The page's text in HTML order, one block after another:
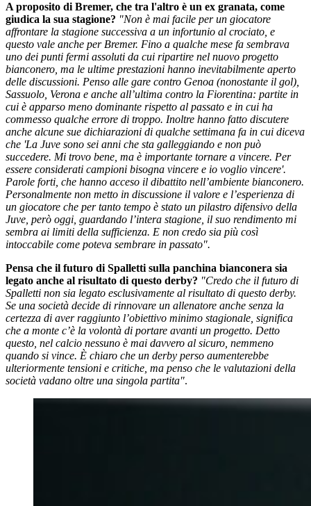
A proposito di Bremer, che tra l'altro è un ex granata, come
giudica la sua stagione? "Non è mai facile per un giocatore
affrontare la stagione successiva a un infortunio al crociato, e
questo vale anche per Bremer. Fino a qualche mese fa sembrava
uno dei punti fermi assoluti da cui ripartire nel nuovo progetto
bianconero, ma le ultime prestazioni hanno inevitabilmente aperto
delle discussioni. Penso alle gare contro Genoa (nonostante il gol),
Sassuolo, Verona e anche all’ultima contro la Fiorentina: partite in
cui è apparso meno dominante rispetto al passato e in cui ha
commesso qualche errore di troppo. Inoltre hanno fatto discutere
anche alcune sue dichiarazioni di qualche settimana fa in cui diceva
che 'La Juve sono sei anni che sta galleggiando e non può
succedere. Mi trovo bene, ma è importante tornare a vincere. Per
essere considerati campioni bisogna vincere e io voglio vincere'.
Parole forti, che hanno acceso il dibattito nell’ambiente bianconero.
Personalmente non metto in discussione il valore e l’esperienza di
un giocatore che per tanto tempo è stato un pilastro difensivo della
Juve, però oggi, guardando l’intera stagione, il suo rendimento mi
sembra ai limiti della sufficienza. E non credo sia più così
intoccabile come poteva sembrare in passato".
Pensa che il futuro di Spalletti sulla panchina bianconera sia
legato anche al risultato di questo derby? "Credo che il futuro di
Spalletti non sia legato esclusivamente al risultato di questo derby.
Se una società decide di rinnovare un allenatore anche senza la
certezza di aver raggiunto l’obiettivo minimo stagionale, significa
che a monte c’è la volontà di portare avanti un progetto. Detto
questo, nel calcio nessuno è mai davvero al sicuro, nemmeno
quando si vince. È chiaro che un derby perso aumenterebbe
ulteriormente tensioni e critiche, ma penso che le valutazioni della
società vadano oltre una singola partita".